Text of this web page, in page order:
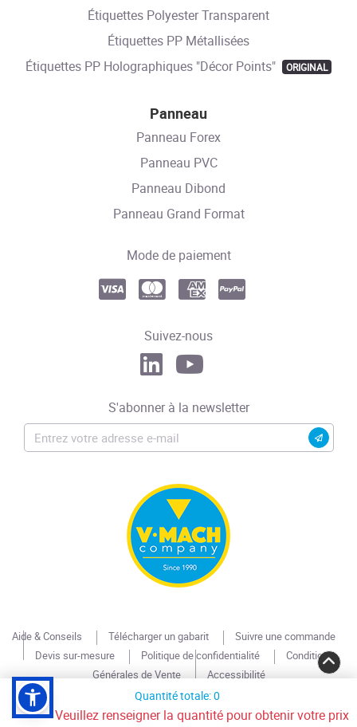
Quantité totale: 0
Veuillez renseigner la quantité pour obtenir votre prix
Étiquettes Polyester Transparent
Étiquettes PP Métallisées
Étiquettes PP Holographiques "Décor Points"
ORIGINAL
Panneau
Panneau Forex
Panneau PVC
Panneau Dibond
Panneau Grand Format
Mode de paiement
Suivez-nous
S'abonner à la newsletter
Aide & Conseils Télécharger un gabarit
Suivre une commande
Devis sur-mesure
Politique de confidentialité
Conditions
Générales de Vente
Accessibilité
Copyright © 2026 V-MACH.COM. Tous droits réservés.